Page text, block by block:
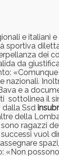
e italiani
sportiva
dei
da
nazionali.
e a
sottolinea il
dalla Ssd
della
ragazzi
vuol
«Non